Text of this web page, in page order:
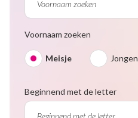
Voornaam zoeken
Meisje Jongen
Beginnend met de letter